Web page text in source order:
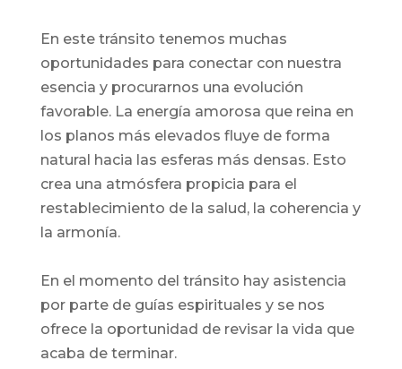
En este tránsito tenemos muchas
oportunidades para conectar con nuestra
esencia y procurarnos una evolución
favorable. La energía amorosa que reina en
los planos más elevados fluye de forma
natural hacia las esferas más densas. Esto
crea una atmósfera propicia para el
restablecimiento de la salud, la coherencia y
la armonía.
En el momento del tránsito hay asistencia
por parte de guías espirituales y se nos
ofrece la oportunidad de revisar la vida que
acaba de terminar.